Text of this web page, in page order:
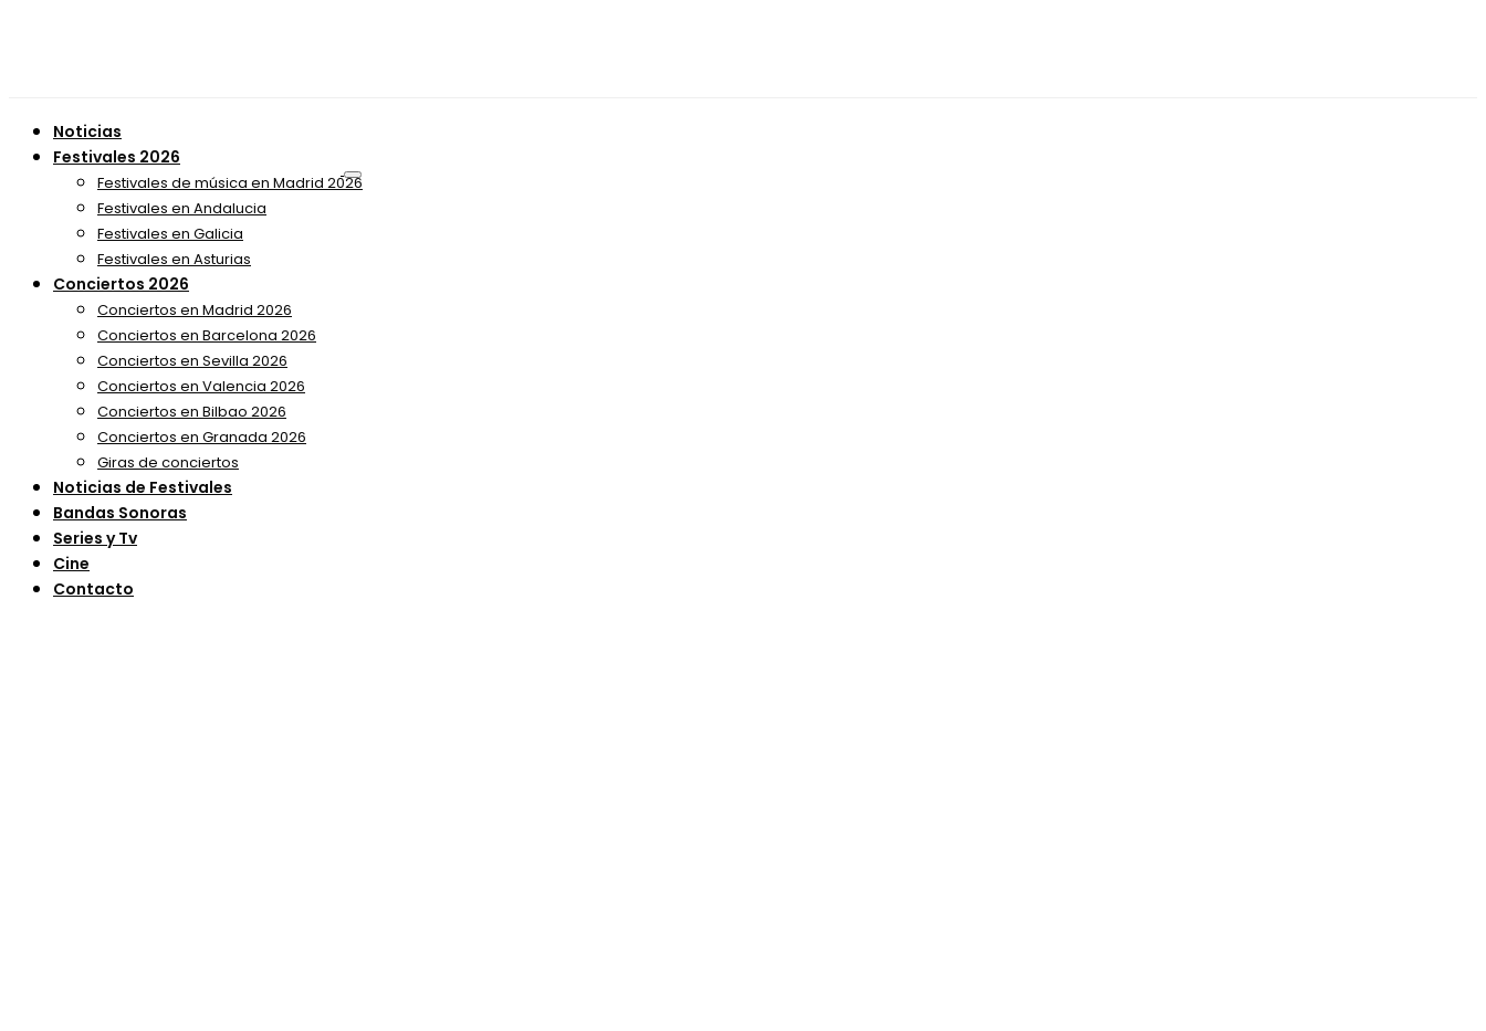
Noticias
Festivales 2026
Festivales de música en Madrid 2026
Festivales en Andalucia
Festivales en Galicia
Festivales en Asturias
Conciertos 2026
Conciertos en Madrid 2026
Conciertos en Barcelona 2026
Conciertos en Sevilla 2026
Conciertos en Valencia 2026
Conciertos en Bilbao 2026
Conciertos en Granada 2026
Giras de conciertos
Noticias de Festivales
Bandas Sonoras
Series y Tv
Cine
Contacto